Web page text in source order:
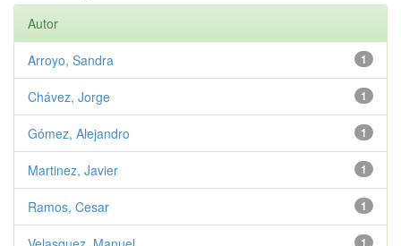
Autor
1
Arroyo, Sandra
1
Chávez, Jorge
1
Gómez, Alejandro
1
Martinez, Javier
1
Ramos, Cesar
1